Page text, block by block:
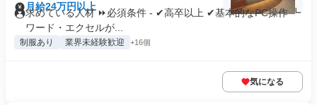
月給24万円以上
求めている人材 ⏩必須条件 - ✔高卒以上 ✔基本的なPC操作 ┗
ワード・エクセルが...
制服あり 業界未経験歓迎 +16個
気になる